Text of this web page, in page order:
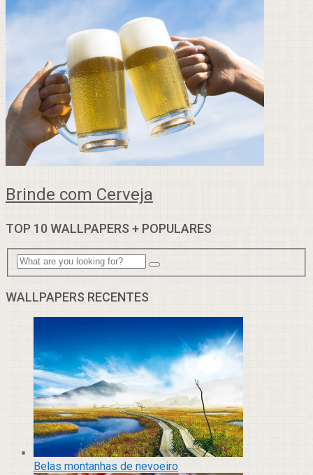
Brinde com Cerveja
TOP 10 WALLPAPERS + POPULARES
WALLPAPERS RECENTES
Belas montanhas de nevoeiro